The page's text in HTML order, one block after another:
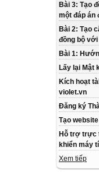
Bài 3: Tạo
một đáp án
Bài 2: Tạo
đồng bộ với
Bài 1:
Lấy lại Mật
Kích hoạt
violet.vn
Đăng ký
Tạo
Hỗ trợ trực
khiển máy
Xem tiếp